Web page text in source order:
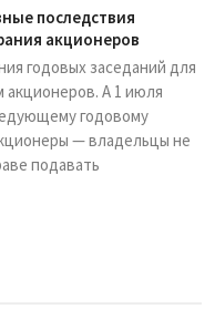
последствия
акционеров
годовых заседаний для
А 1 июля
годовому
— владельцы не
подавать